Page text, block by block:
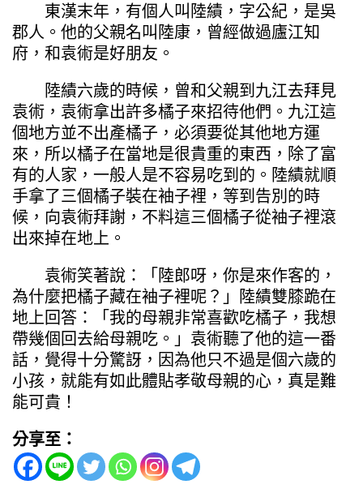
東漢末年，有個人叫陸績，字公紀，是吳
郡人。他的父親名叫陸康，曾經做過廬江知
府，和袁術是好朋友。
陸績六歲的時候，曾和父親到九江去拜見
袁術，袁術拿出許多橘子來招待他們。九江這
個地方並不出產橘子，必須要從其他地方運
來，所以橘子在當地是很貴重的東西，除了富
有的人家，一般人是不容易吃到的。陸績就順
手拿了三個橘子裝在袖子裡，等到告別的時
候，向袁術拜謝，不料這三個橘子從袖子裡滾
出來掉在地上。
袁術笑著說：「陸郎呀，你是來作客的，
為什麼把橘子藏在袖子裡呢？」陸績雙膝跪在
地上回答：「我的母親非常喜歡吃橘子，我想
帶幾個回去給母親吃。」袁術聽了他的這一番
話，覺得十分驚訝，因為他只不過是個六歲的
小孩，就能有如此體貼孝敬母親的心，真是難
能可貴！
分享至：